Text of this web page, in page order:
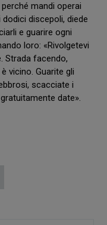
mandi operai
discepoli, diede
e guarire ogni
loro: «Rivolgetevi
Strada facendo,
vicino. Guarite gli
scacciate i
date».